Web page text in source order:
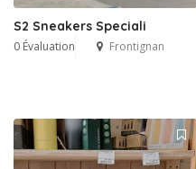
S2 Sneakers Speciali
0 Évaluation Frontignan